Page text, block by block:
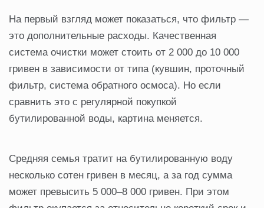
На первый взгляд может показаться, что фильтр —
это дополнительные расходы. Качественная
система очистки может стоить от 2 000 до 10 000
гривен в зависимости от типа (кувшин, проточный
фильтр, система обратного осмоса). Но если
сравнить это с регулярной покупкой
бутилированной воды, картина меняется.
Средняя семья тратит на бутилированную воду
несколько сотен гривен в месяц, а за год сумма
может превысить 5 000–8 000 гривен. При этом